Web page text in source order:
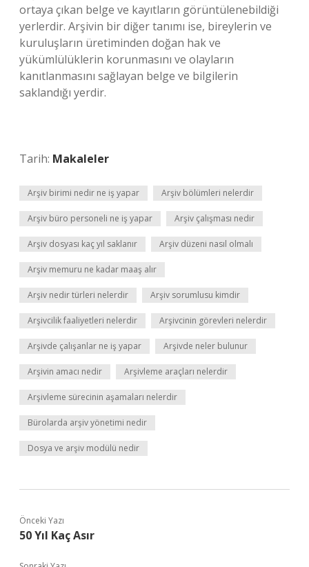
ortaya çıkan belge ve kayıtların görüntülenebildiği
yerlerdir. Arşivin bir diğer tanımı ise, bireylerin ve
kuruluşların üretiminden doğan hak ve
yükümlülüklerin korunmasını ve olayların
kanıtlanmasını sağlayan belge ve bilgilerin
saklandığı yerdir.
Tarih: Makaleler
Arşiv birimi nedir ne iş yapar Arşiv bölümleri nelerdir
Arşiv büro personeli ne iş yapar Arşiv çalışması nedir
Arşiv dosyası kaç yıl saklanır Arşiv düzeni nasıl olmalı
Arşiv memuru ne kadar maaş alır
Arşiv nedir türleri nelerdir Arşiv sorumlusu kimdir
Arşivcilik faaliyetleri nelerdir Arşivcinin görevleri nelerdir
Arşivde çalışanlar ne iş yapar Arşivde neler bulunur
Arşivin amacı nedir Arşivleme araçları nelerdir
Arşivleme sürecinin aşamaları nelerdir
Bürolarda arşiv yönetimi nedir
Dosya ve arşiv modülü nedir
Önceki Yazı
50 Yıl Kaç Asır